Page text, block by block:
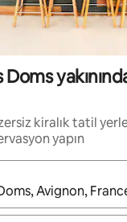
kiralık tatil
yapın
olduğunda